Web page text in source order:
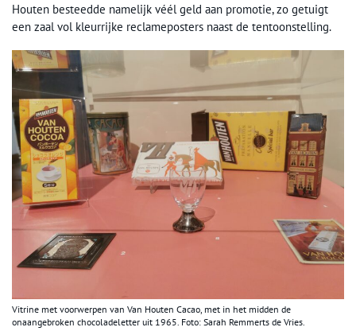
Houten besteedde namelijk véél geld aan promotie, zo getuigt
een zaal vol kleurrijke reclameposters naast de tentoonstelling.
Vitrine met voorwerpen van Van Houten Cacao, met in het midden de
onaangebroken chocoladeletter uit 1965. Foto: Sarah Remmerts de Vries.